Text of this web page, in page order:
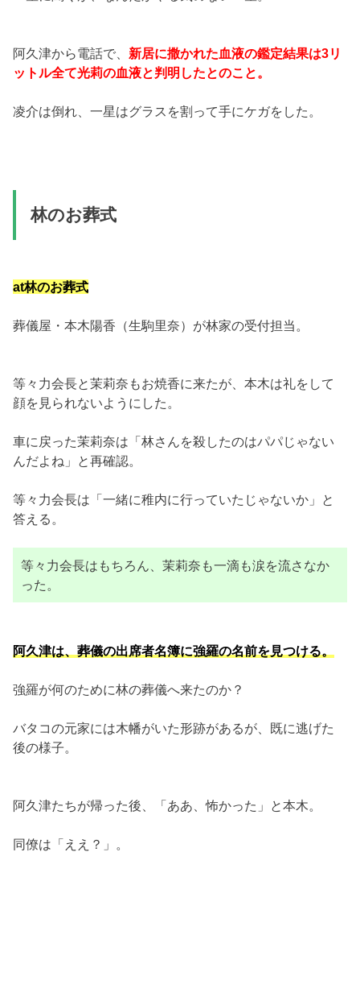
阿久津から電話で、 新居に撒かれた血液の鑑定結果は3リ
ットル全て光莉の血液と判明したとのこと。
凌介は倒れ、一星はグラスを割って手にケガをした。
林のお葬式
at林のお葬式
葬儀屋・本木陽香（生駒里奈）が林家の受付担当。
等々力会長と茉莉奈もお焼香に来たが、本木は礼をして
顔を見られないようにした。
車に戻った茉莉奈は「林さんを殺したのはパパじゃない
んだよね」と再確認。
等々力会長は「一緒に稚内に行っていたじゃないか」と
答える。
等々力会長はもちろん、茉莉奈も一滴も涙を流さなか
った。
阿久津は、葬儀の出席者名簿に強羅の名前を見つける。
強羅が何のために林の葬儀へ来たのか？
バタコの元家には木幡がいた形跡があるが、既に逃げた
後の様子。
阿久津たちが帰った後、「ああ、怖かった」と本木。
同僚は「ええ？」。